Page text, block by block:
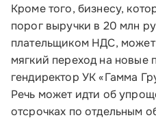
Малому и среднему
Банкам и
Кроме того, бизнесу,
порог выручки в 20 млн
плательщиком НДС, может
мягкий переход на новые
гендиректор УК «Гамма
Речь может идти об
отсрочках по отдельным